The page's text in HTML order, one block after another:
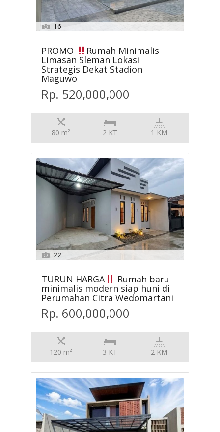
16
PROMO Rumah Minimalis
Limasan Sleman Lokasi
Strategis Dekat Stadion
Maguwo
Rp. 520,000,000
80 m² 2 KT 1 KM
22
TURUN HARGA Rumah baru
minimalis modern siap huni di
Perumahan Citra Wedomartani
Rp. 600,000,000
120 m² 3 KT 2 KM